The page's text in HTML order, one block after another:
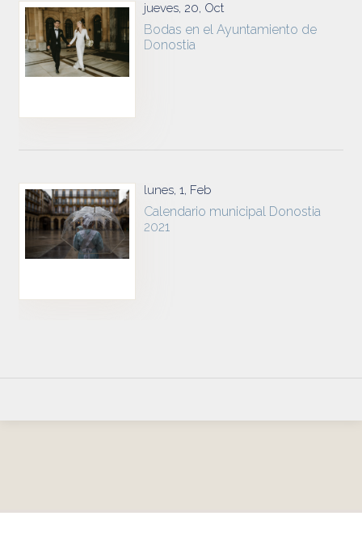
jueves, 20, Oct
Bodas en el Ayuntamiento de
Donostia
lunes, 1, Feb
Calendario municipal Donostia
2021